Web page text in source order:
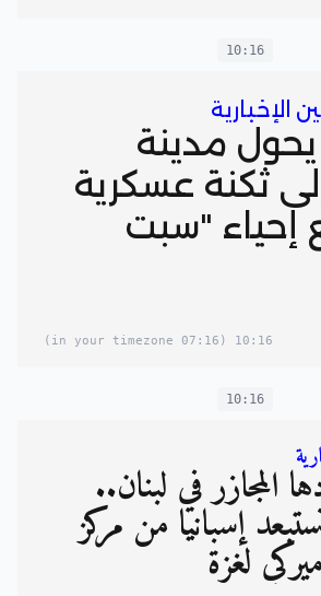
10:16
يحول مدينة
ثكنة عسكرية
إحياء "سبت
10:16
(07:16 in your timezone)
10:16
المجازر في لبنان..
إسبانيا من مركز
لغزة